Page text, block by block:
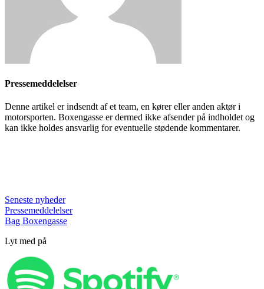
Pressemeddelelser
Denne artikel er indsendt af et team, en kører eller anden aktør i
motorsporten. Boxengasse er dermed ikke afsender på indholdet og
kan ikke holdes ansvarlig for eventuelle stødende kommentarer.
Seneste nyheder
Pressemeddelelser
Bag Boxengasse
Lyt med på